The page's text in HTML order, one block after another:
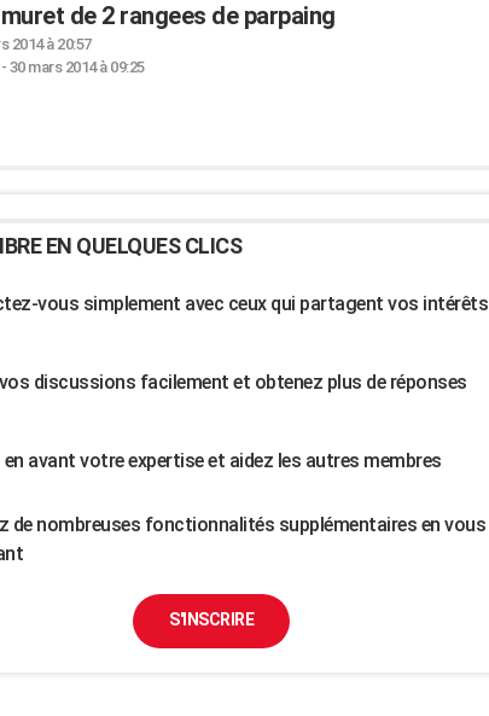
de 2 rangees de parpaing
2014 à 20:57
- 30 mars 2014 à 09:25
EN QUELQUES CLICS
vous simplement avec ceux qui partagent vos intérêts
discussions facilement et obtenez plus de réponses
avant votre expertise et aidez les autres membres
de nombreuses fonctionnalités supplémentaires en vous
S'INSCRIRE